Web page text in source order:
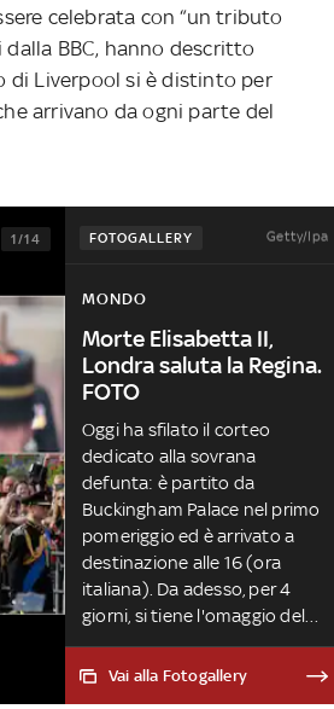
celebrata con “un tributo
BBC, hanno descritto
di Liverpool si è distinto per
arrivano da ogni parte del
FOTOGALLERY Getty/Ipa
1/14
MONDO
Morte Elisabetta II,
Londra saluta la Regina.
FOTO
Oggi ha sfilato il corteo
dedicato alla sovrana
defunta: è partito da
Buckingham Palace nel primo
pomeriggio ed è arrivato a
destinazione alle 16 (ora
italiana). Da adesso, per 4
giorni, si tiene l'omaggio del
popolo alla sovrana. Tempi di
attesa fino a 30 ore
Vai alla Fotogallery